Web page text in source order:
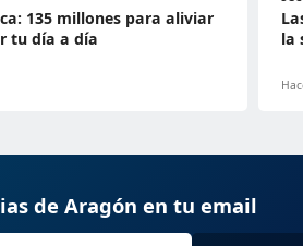
135 millones para aliviar
tu día a día
la
de Aragón en tu email